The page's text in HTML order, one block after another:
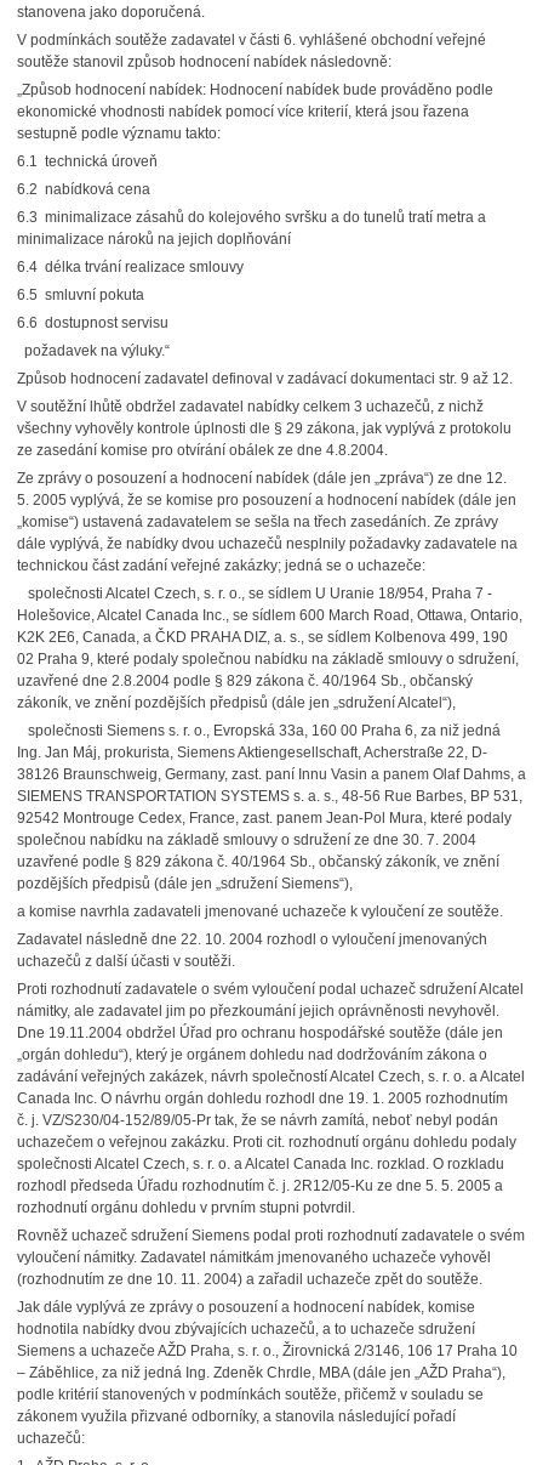
stanovena jako doporučená.
V podmínkách soutěže zadavatel v části 6. vyhlášené obchodní veřejné
soutěže stanovil způsob hodnocení nabídek následovně:
„Způsob hodnocení nabídek: Hodnocení nabídek bude prováděno podle
ekonomické vhodnosti nabídek pomocí více kriterií, která jsou řazena
sestupně podle významu takto:
6.1 technická úroveň
6.2 nabídková cena
6.3 minimalizace zásahů do kolejového svršku a do tunelů tratí metra a
minimalizace nároků na jejich doplňování
6.4 délka trvání realizace smlouvy
6.5 smluvní pokuta
6.6 dostupnost servisu
požadavek na výluky.“
Způsob hodnocení zadavatel definoval v zadávací dokumentaci str. 9 až 12.
V soutěžní lhůtě obdržel zadavatel nabídky celkem 3 uchazečů, z nichž
všechny vyhověly kontrole úplnosti dle § 29 zákona, jak vyplývá z protokolu
ze zasedání komise pro otvírání obálek ze dne 4.8.2004.
Ze zprávy o posouzení a hodnocení nabídek (dále jen „zpráva“) ze dne 12.
5. 2005 vyplývá, že se komise pro posouzení a hodnocení nabídek (dále jen
„komise“) ustavená zadavatelem se sešla na třech zasedáních. Ze zprávy
dále vyplývá, že nabídky dvou uchazečů nesplnily požadavky zadavatele na
technickou část zadání veřejné zakázky; jedná se o uchazeče:
společnosti Alcatel Czech, s. r. o., se sídlem U Uranie 18/954, Praha 7 -
Holešovice, Alcatel Canada Inc., se sídlem 600 March Road, Ottawa, Ontario,
K2K 2E6, Canada, a ČKD PRAHA DIZ, a. s., se sídlem Kolbenova 499, 190
02 Praha 9, které podaly společnou nabídku na základě smlouvy o sdružení,
uzavřené dne 2.8.2004 podle § 829 zákona č. 40/1964 Sb., občanský
zákoník, ve znění pozdějších předpisů (dále jen „sdružení Alcatel“),
společnosti Siemens s. r. o., Evropská 33a, 160 00 Praha 6, za niž jedná
Ing. Jan Máj, prokurista, Siemens Aktiengesellschaft, Acherstraße 22, D-
38126 Braunschweig, Germany, zast. paní Innu Vasin a panem Olaf Dahms, a
SIEMENS TRANSPORTATION SYSTEMS s. a. s., 48-56 Rue Barbes, BP 531,
92542 Montrouge Cedex, France, zast. panem Jean-Pol Mura, které podaly
společnou nabídku na základě smlouvy o sdružení ze dne 30. 7. 2004
uzavřené podle § 829 zákona č. 40/1964 Sb., občanský zákoník, ve znění
pozdějších předpisů (dále jen „sdružení Siemens“),
a komise navrhla zadavateli jmenované uchazeče k vyloučení ze soutěže.
Zadavatel následně dne 22. 10. 2004 rozhodl o vyloučení jmenovaných
uchazečů z další účasti v soutěži.
Proti rozhodnutí zadavatele o svém vyloučení podal uchazeč sdružení Alcatel
námitky, ale zadavatel jim po přezkoumání jejich oprávněnosti nevyhověl.
Dne 19.11.2004 obdržel Úřad pro ochranu hospodářské soutěže (dále jen
„orgán dohledu“), který je orgánem dohledu nad dodržováním zákona o
zadávání veřejných zakázek, návrh společností Alcatel Czech, s. r. o. a Alcatel
Canada Inc. O návrhu orgán dohledu rozhodl dne 19. 1. 2005 rozhodnutím
č. j. VZ/S230/04-152/89/05-Pr tak, že se návrh zamítá, neboť nebyl podán
uchazečem o veřejnou zakázku. Proti cit. rozhodnutí orgánu dohledu podaly
společnosti Alcatel Czech, s. r. o. a Alcatel Canada Inc. rozklad. O rozkladu
rozhodl předseda Úřadu rozhodnutím č. j. 2R12/05-Ku ze dne 5. 5. 2005 a
rozhodnutí orgánu dohledu v prvním stupni potvrdil.
Rovněž uchazeč sdružení Siemens podal proti rozhodnutí zadavatele o svém
vyloučení námitky. Zadavatel námitkám jmenovaného uchazeče vyhověl
(rozhodnutím ze dne 10. 11. 2004) a zařadil uchazeče zpět do soutěže.
Jak dále vyplývá ze zprávy o posouzení a hodnocení nabídek, komise
hodnotila nabídky dvou zbývajících uchazečů, a to uchazeče sdružení
Siemens a uchazeče AŽD Praha, s. r. o., Žirovnická 2/3146, 106 17 Praha 10
– Záběhlice, za niž jedná Ing. Zdeněk Chrdle, MBA (dále jen „AŽD Praha“),
podle kritérií stanovených v podmínkách soutěže, přičemž v souladu se
zákonem využila přizvané odborníky, a stanovila následující pořadí
uchazečů: